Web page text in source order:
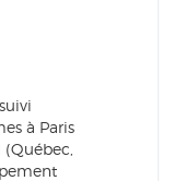
à Paris